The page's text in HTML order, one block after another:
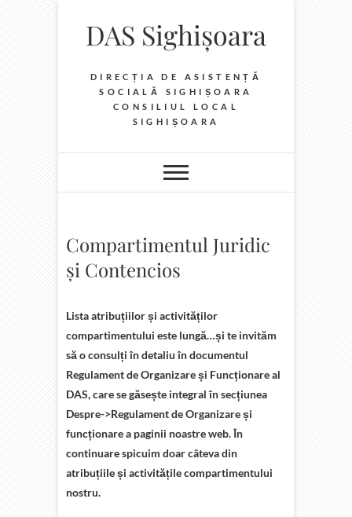
contentDAS Sighișoara
DIRECȚIA DE ASISTENȚĂ
SOCIALĂ SIGHIȘOARA
CONSILIUL LOCAL
SIGHIȘOARA
Compartimentul Juridic
și Contencios
Lista atribuțiilor și activităților
compartimentului este lungă…și te invităm
să o consulți în detaliu în documentul
Regulament de Organizare și Funcționare al
DAS, care se găsește integral în secțiunea
Despre->Regulament de Organizare și
funcționare a paginii noastre web. În
continuare spicuim doar câteva din
atribuțiile și activitățile compartimentului
nostru.